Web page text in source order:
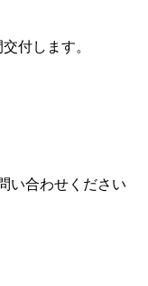
付します。
い合わせください